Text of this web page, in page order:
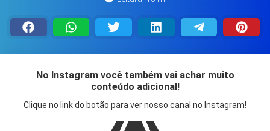
No Instagram você também vai achar muito
conteúdo adicional!
Clique no link do botão para ver nosso canal no Instagram!